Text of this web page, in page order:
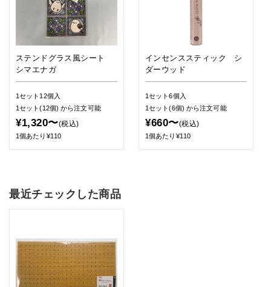
ステンドグラス風シート
シマエナガ
1セット12個入
1セット(12個)から注文可能
¥1,320〜(税込)
1個あたり¥110
インセンススティック シ
ダーウッド
1セット6個入
1セット(6個) から注文可能
¥660〜(税込)
1個あたり¥110
最近チェックした商品